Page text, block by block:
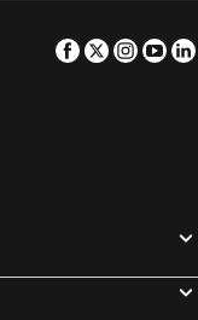
Facebook
Twitter